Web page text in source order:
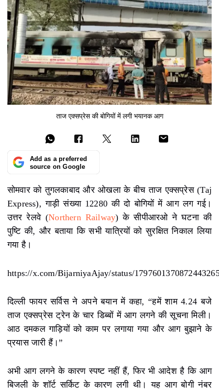
ताज एक्सप्रेस की बोगियों में लगी भयानक आग
Add as a preferred
source on Google
सोमवार को तुगलकाबाद और ओखला के बीच ताज एक्सप्रेस (Taj
Express), गाड़ी संख्या 12280 की दो बोगियों में आग लग गई।
उत्तर रेलवे (Northern Railway) के सीपीआरओ ने घटना की
पुष्टि की, और बताया कि सभी यात्रियों को सुरक्षित निकाल लिया
गया है।
https://x.com/BijarniyaAjay/status/
दिल्ली फायर सर्विस ने अपने बयान में कहा, “हमें शाम 4.24 बजे
ताज एक्सप्रेस ट्रेन के चार डिब्बों में आग लगने की सूचना मिली।
आठ दमकल गाड़ियों को काम पर लगाया गया और आग बुझाने के
प्रयास जारी हैं।”
अभी आग लगने के कारण स्पष्ट नहीं हैं, फिर भी आदेश है कि आग
बिजली के शॉर्ट सर्किट के कारण लगी थी। यह आग बोगी नंबर